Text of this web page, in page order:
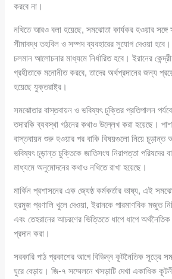
করবে না।
নথিতে আরও বলা হয়েছে, সমঝোতা কার্যকর হওয়ার সঙ্গে
সীমাবদ্ধ তহবিল ও সম্পদ ব্যবহারের সুযোগ দেওয়া হবে।
চলমান আলোচনার মাধ্যমে নির্ধারিত হবে। ইরানের
গ্রহীতাকে মনোনীত করবে, তাদের অর্থপ্রদানের জন্য
হয়েছে যুক্তরাষ্ট্র।
সমঝোতার বাস্তবায়ন ও ভবিষ্যৎ চুক্তির প্রতিপালন
তদারকি ব্যবস্থা গঠনের কথাও উল্লেখ করা হয়েছে।
বাস্তবায়ন শুরু হওয়ার পর বাকি বিষয়গুলো নিয়ে চূড়ান্ত
ভবিষ্যৎ চূড়ান্ত চুক্তিকে জাতিসংঘ নিরাপত্তা পরিষদের
মাধ্যমে অনুমোদনের কথাও নথিতে রাখা হয়েছে।
মার্কিন প্রশাসনের এক জ্যেষ্ঠ কর্মকর্তার ভাষ্য, এই
হরমুজ প্রণালি খুলে দেওয়া, ইরানকে পারমাণবিক মজুত
এবং তেহরানের আচরণের ভিত্তিতে ধাপে ধাপে অর্থনৈতিক
প্রদান করা।
সরকারি পাঠ প্রকাশের আগে বিভিন্ন কূটনৈতিক সূত্রে
ঘুরে বেড়ায়। জি-৭ সম্মেলনে খসড়াটি দেখা একাধিক